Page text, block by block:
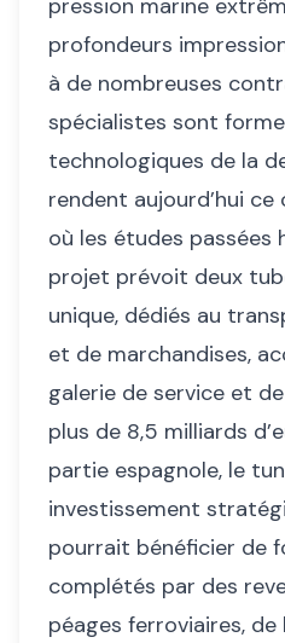
pression marine
profondeurs
à de nombreuses
spécialistes sont
technologiques de la
rendent aujourd’hui
où les études passées
projet prévoit deux
unique, dédiés au
et de marchandises,
galerie de service et
plus de 8,5 milliards
partie espagnole, le
investissement
pourrait bénéficier de
complétés par des
péages ferroviaires,